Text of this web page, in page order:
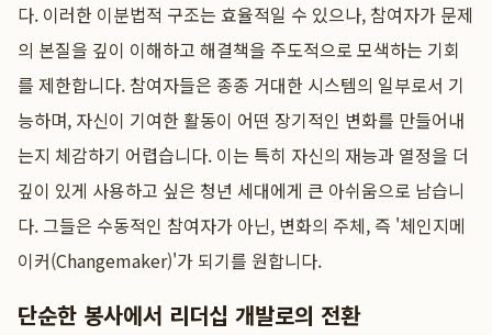
다. 이러한 이분법적 구조는 효율적일 수 있으나, 참여자가 문제
의 본질을 깊이 이해하고 해결책을 주도적으로 모색하는 기회
를 제한합니다. 참여자들은 종종 거대한 시스템의 일부로서 기
능하며, 자신이 기여한 활동이 어떤 장기적인 변화를 만들어내
는지 체감하기 어렵습니다. 이는 특히 자신의 재능과 열정을 더
깊이 있게 사용하고 싶은 청년 세대에게 큰 아쉬움으로 남습니
다. 그들은 수동적인 참여자가 아닌, 변화의 주체, 즉 '체인지메
이커(Changemaker)'가 되기를 원합니다.
단순한 봉사에서 리더십 개발로의 전환